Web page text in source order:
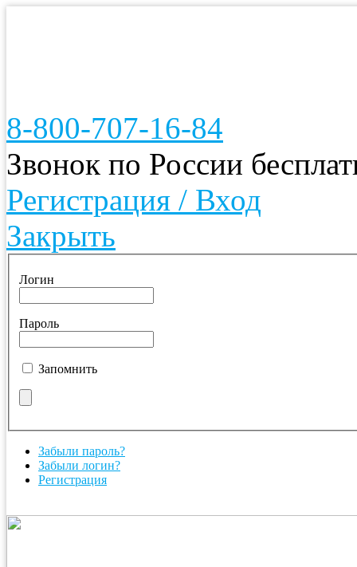
8-800-707-16-84
Звонок по России
Регистрация / Вход
Закрыть
Логин
Пароль
Запомнить
Забыли пароль?
Забыли логин?
Регистрация